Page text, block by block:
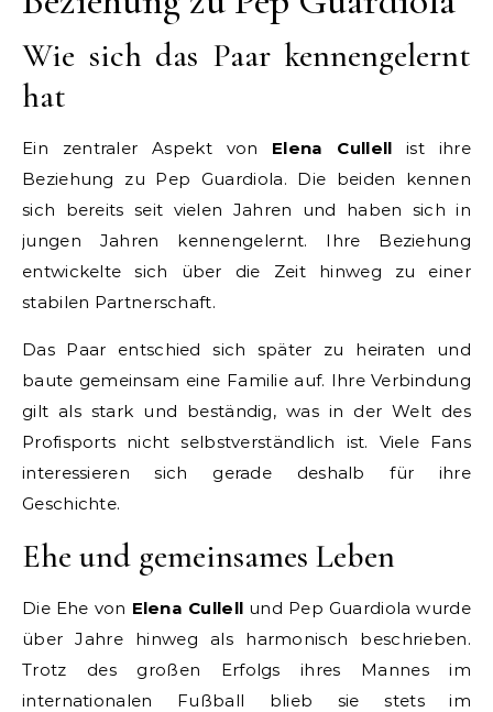
Wie sich das Paar kennengelernt
hat
Ein zentraler Aspekt von Elena Cullell ist ihre
Beziehung zu Pep Guardiola. Die beiden kennen
sich bereits seit vielen Jahren und haben sich in
jungen Jahren kennengelernt. Ihre Beziehung
entwickelte sich über die Zeit hinweg zu einer
stabilen Partnerschaft.
Das Paar entschied sich später zu heiraten und
baute gemeinsam eine Familie auf. Ihre Verbindung
gilt als stark und beständig, was in der Welt des
Profisports nicht selbstverständlich ist. Viele Fans
interessieren sich gerade deshalb für ihre
Geschichte.
Ehe und gemeinsames Leben
Die Ehe von Elena Cullell und Pep Guardiola wurde
über Jahre hinweg als harmonisch beschrieben.
Trotz des großen Erfolgs ihres Mannes im
internationalen Fußball blieb sie stets im